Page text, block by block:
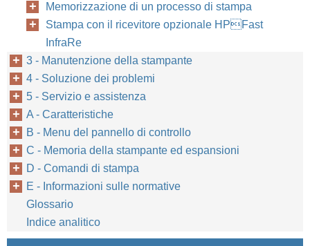
Memorizzazione di un processo di stampa
Stampa con il ricevitore opzionale HPFast
InfraRe
3 - Manutenzione della stampante
4 - Soluzione dei problemi
5 - Servizio e assistenza
A - Caratteristiche
B - Menu del pannello di controllo
C - Memoria della stampante ed espansioni
D - Comandi di stampa
E - Informazioni sulle normative
Glossario
Indice analitico